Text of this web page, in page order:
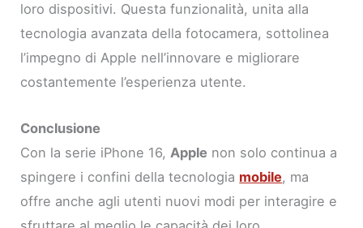
loro dispositivi. Questa funzionalità, unita alla
tecnologia avanzata della fotocamera, sottolinea
l’impegno di Apple nell’innovare e migliorare
costantemente l’esperienza utente.
Conclusione
Con la serie iPhone 16, Apple non solo continua a
spingere i confini della tecnologia mobile, ma
offre anche agli utenti nuovi modi per interagire e